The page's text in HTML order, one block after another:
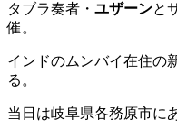
タブラ奏者・ ユザーンと
催。
インドのムンバイ在住の
る。
当日は岐阜県各務原市に